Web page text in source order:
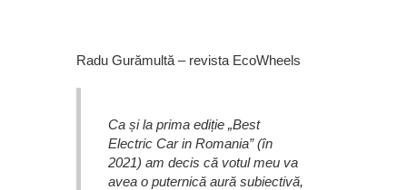
Radu Gurămultă – revista EcoWheels
Ca și la prima ediție „Best
Electric Car in Romania” (în
2021) am decis că votul meu va
avea o puternică aură subiectivă,